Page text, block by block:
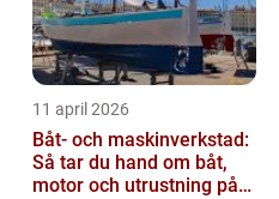
11 april 2026
Båt- och maskinverkstad:
Så tar du hand om båt,
motor och utrustning på